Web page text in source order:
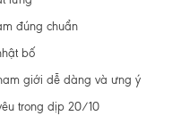
đúng chuẩn
bố
giới dễ dàng và ưng ý
trong dịp 20/10